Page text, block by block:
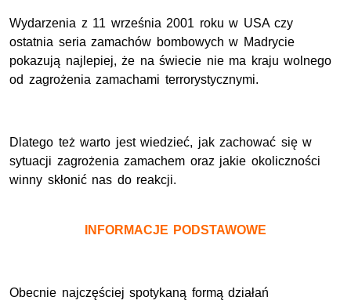
Wydarzenia z 11 września 2001 roku w USA czy
ostatnia seria zamachów bombowych w Madrycie
pokazują najlepiej, że na świecie nie ma kraju wolnego
od zagrożenia zamachami terrorystycznymi.
Dlatego też warto jest wiedzieć, jak zachować się w
sytuacji zagrożenia zamachem oraz jakie okoliczności
winny skłonić nas do reakcji.
INFORMACJE PODSTAWOWE
Obecnie najczęściej spotykaną formą działań